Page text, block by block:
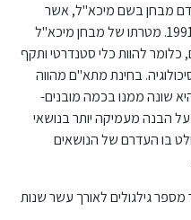
מבחן בשם מיכא"ל, אשר
התקיים בשנות ה-80, ונמשך עד 1991. מטרתו של מבחן מיכא"ל
להוות כלי סטנדרטי ותקף
בחינת מתא"ם מהווה
שונה ממנו בכמה מובנים-
הבנה מעמיקה יותר בנושאי
בו העדרם של הנושאים
גילגולים לאורך עשר שנות